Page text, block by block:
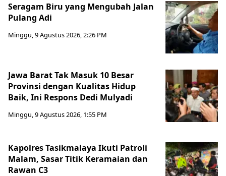
Seragam Biru yang Mengubah Jalan
Pulang Adi
Minggu, 9 Agustus 2026, 2:26 PM
Jawa Barat Tak Masuk 10 Besar
Provinsi dengan Kualitas Hidup
Baik, Ini Respons Dedi Mulyadi
Minggu, 9 Agustus 2026, 1:55 PM
Kapolres Tasikmalaya Ikuti Patroli
Malam, Sasar Titik Keramaian dan
Rawan C3